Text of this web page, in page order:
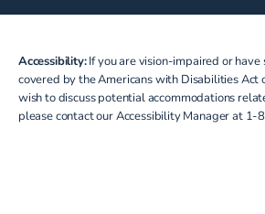
Accessibility:If you are vision-impaired or
covered by the Americans with Disabilities Act
wish to discuss potential accommodations
please contact our Accessibility Manager at 1-